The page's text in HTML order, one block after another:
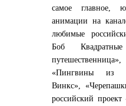
самое главное,
анимации на
любимые
Боб
«Пингвины из
Винкс»,
российский